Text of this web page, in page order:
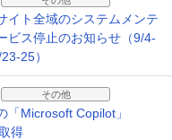
イト全域のシステムメンテ
ビス停止のお知らせ（9/4-
25）
その他
「Microsoft Copilot」
得